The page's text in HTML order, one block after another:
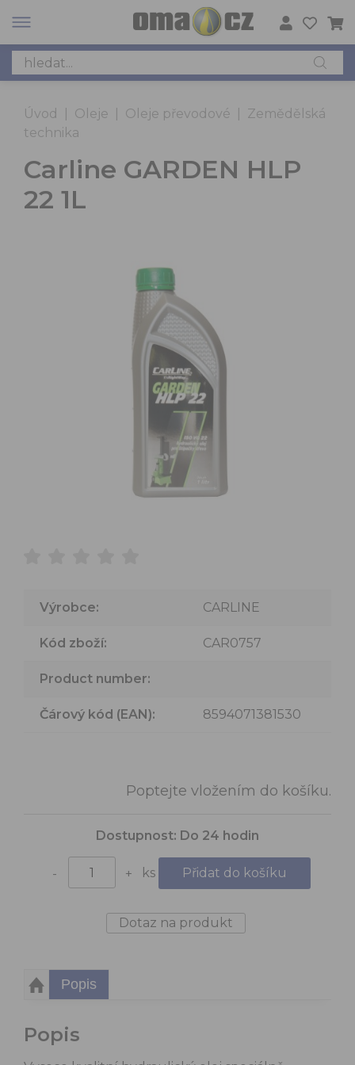
Úvod Oleje Oleje převodové
Zemědělská
technika
Carline GARDEN HLP
22 1L
Výrobce: CARLINE
Kód zboží: CAR0757
Product number:
Čárový kód (EAN): 8594071381530
Poptejte vložením do košíku.
Dostupnost: Do 24 hodin
- + ks
Dotaz na produkt
Popis
Popis